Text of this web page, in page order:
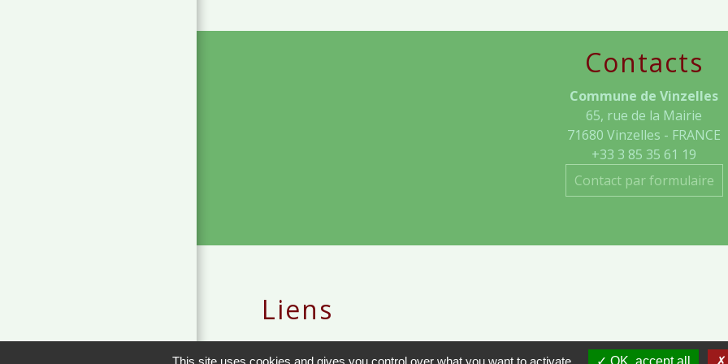
Contacts
Commune de Vinzelles
65, rue de la Mairie
71680 Vinzelles - FRANCE
+33 3 85 35 61 19
Contact par formulaire
Liens
This site uses cookies and gives you control over what you want to activate OK, accept all